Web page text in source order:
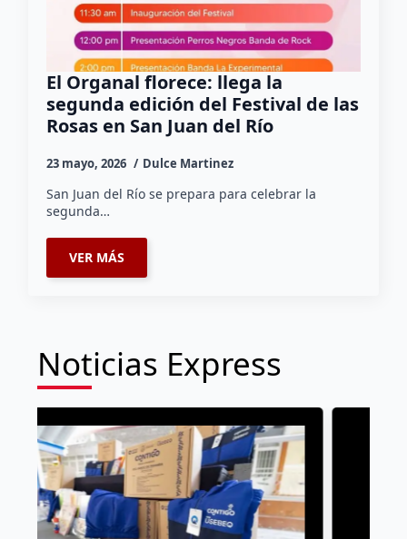
El Organal florece: llega la
segunda edición del Festival de las
Rosas en San Juan del Río
23 mayo, 2026 Dulce Martinez
San Juan del Río se prepara para celebrar la
segunda…
VER MÁS
Noticias Express